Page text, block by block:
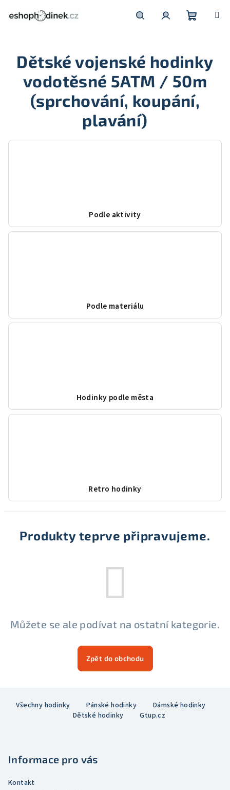
košík
Dětské vojenské hodinky
vodotěsné 5ATM / 50m
(sprchování, koupání,
plavání)
Podle aktivity
Podle materiálu
Hodinky podle města
Retro hodinky
Produkty teprve připravujeme.
Můžete se ale podívat na ostatní kategorie.
Zpět do obchodu
Všechny hodinky Pánské hodinky
Dámské hodinky
Dětské hodinky
Gtup.cz
Informace pro vás
Kontakt